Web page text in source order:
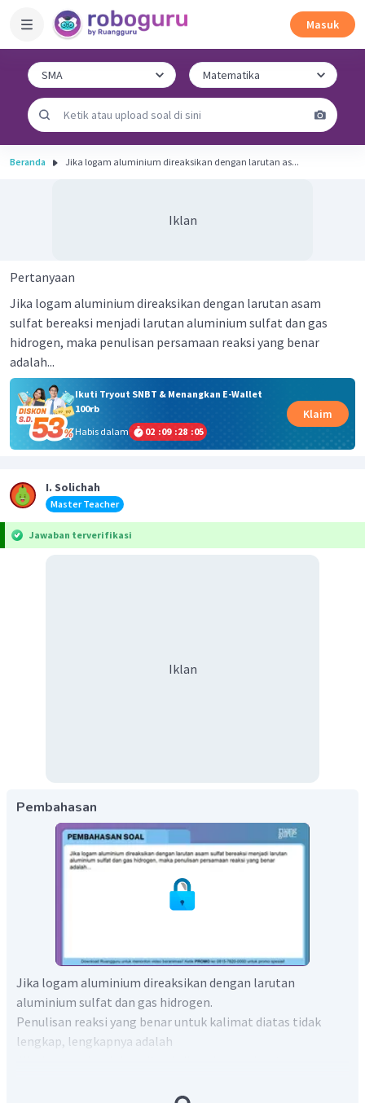
Masuk
Beranda Jika logam aluminium direaksikan dengan larutan as...
Iklan
Pertanyaan
Jika logam aluminium direaksikan dengan larutan asam
sulfat bereaksi menjadi larutan aluminium sulfat dan gas
hidrogen, maka penulisan persamaan reaksi yang benar
adalah...
Ikuti Tryout SNBT & Menangkan E-Wallet
100rb
Habis dalam
02 :09 :28 :05
Klaim
I. Solichah
Master Teacher
Jawaban terverifikasi
Iklan
Pembahasan
Jika logam aluminium direaksikan dengan larutan
aluminium sulfat dan gas hidrogen.
Penulisan reaksi yang benar untuk kalimat diatas tidak
lengkap, lengkapnya adalah